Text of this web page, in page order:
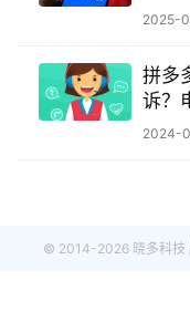
施的
2025-
拼多
诉？
2024-
© 2014-2026 晓多科技